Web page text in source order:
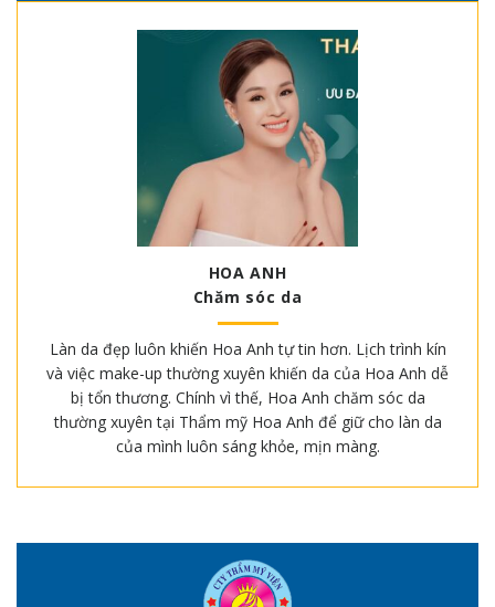
HOA ANH
Chăm sóc da
Làn da đẹp luôn khiến Hoa Anh tự tin hơn. Lịch trình kín
và việc make-up thường xuyên khiến da của Hoa Anh dễ
bị tổn thương. Chính vì thế, Hoa Anh chăm sóc da
thường xuyên tại Thẩm mỹ Hoa Anh để giữ cho làn da
của mình luôn sáng khỏe, mịn màng.